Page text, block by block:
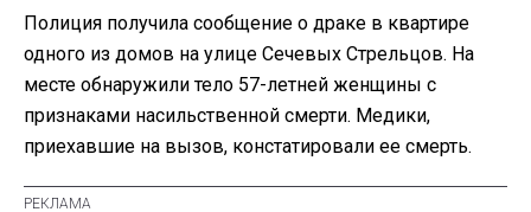
Полиция получила сообщение о драке в квартире
одного из домов на улице Сечевых Стрельцов. На
месте обнаружили тело 57-летней женщины с
признаками насильственной смерти. Медики,
приехавшие на вызов, констатировали ее смерть.